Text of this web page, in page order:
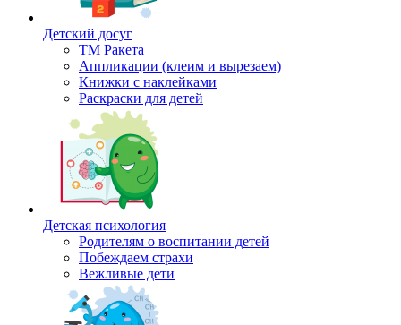
Детский досуг
ТМ Ракета
Аппликации (клеим и вырезаем)
Книжки с наклейками
Раскраски для детей
Детская психология
Родителям о воспитании детей
Побеждаем страхи
Вежливые дети